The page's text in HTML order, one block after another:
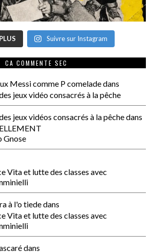
Suivre sur Instagram
CA COMMENTE SEC
Messi comme P comeladedans
jeux vidéo consacrés à la pêche
jeux vidéos consacrés à la pêchedans
Gnose
Vita et lutte des classes avec
à l'o tiededans
Vita et lutte des classes avec
dans